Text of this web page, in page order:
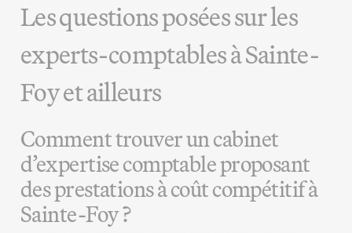
Les questions posées sur les
experts-comptables à Sainte-
Foy et ailleurs
Comment trouver un cabinet
d’expertise comptable proposant
des prestations à coût compétitif à
Sainte-Foy ?